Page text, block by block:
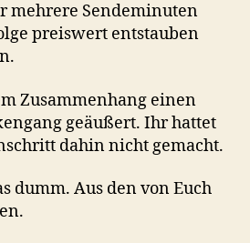
mehrere Sendeminuten
preiswert entstauben
Zusammenhang einen
geäußert. Ihr hattet
dahin nicht gemacht.
dumm. Aus den von Euch